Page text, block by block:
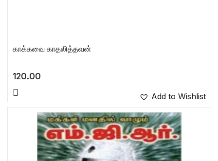
காக்கவை காதலித்தவன்
120.00
Add to Wishlist